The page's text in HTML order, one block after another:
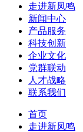
走进新凤鸣
新闻中心
产品服务
科技创新
企业文化
党群联动
人才战略
联系我们
首页
走进新凤鸣